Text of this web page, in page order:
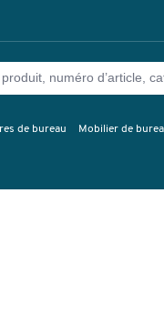
de bureau Mobilier de